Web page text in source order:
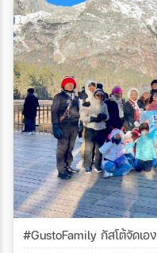
#GustoFamily กัสโต้จัดเอง